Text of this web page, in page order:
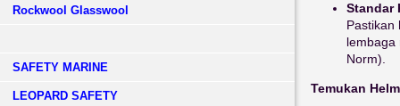
Rockwool Glasswool
SAFETY MARINE
LEOPARD SAFETY
Standar
Pastikan
lembaga
Norm).
Temukan